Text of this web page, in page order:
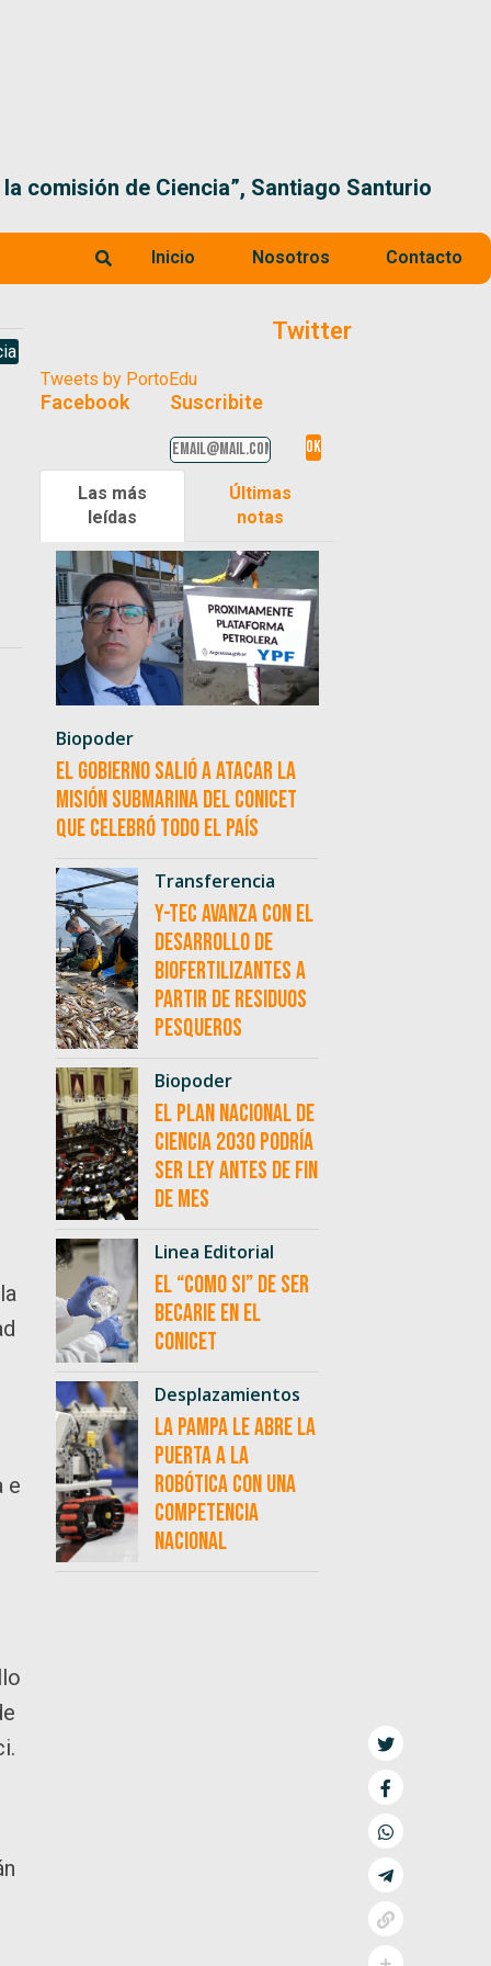
comisión de Ciencia”, Santiago Santurio
Inicio Nosotros Contacto
e
Twitter
Tweets by PortoEdu
Facebook Suscribite
Las más
leídas
Últimas
notas
Biopoder
El Gobierno salió a atacar la
misión submarina del CONICET
que celebró todo el país
Transferencia
Y-TEC avanza con el
desarrollo de
biofertilizantes a
partir de residuos
pesqueros
Biopoder
El Plan Nacional de
Ciencia 2030 podría
ser ley antes de fin
de mes
Linea Editorial
El “como si” de ser
becarie en el
CONICET
Desplazamientos
La Pampa le abre la
puerta a la
robótica con una
competencia
nacional